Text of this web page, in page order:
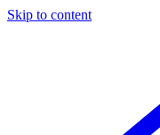
Skip to content